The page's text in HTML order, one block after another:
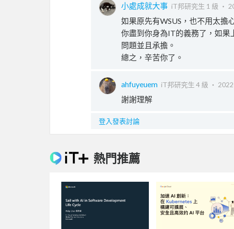
小處成就大事 iT邦研究生 1 級 ‧
如果原先有WSUS，也不用太擔
你盡到你身為IT的義務了，如果
問題並且承擔。
總之，辛苦你了。
ahfuyeuem iT邦研究生 4 級 ‧
謝謝理解
登入發表討論
熱門推薦